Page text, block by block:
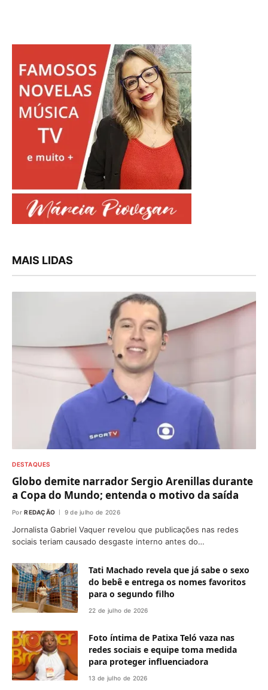
MAIS LIDAS
DESTAQUES
Globo demite narrador Sergio Arenillas durante
a Copa do Mundo; entenda o motivo da saída
Por REDAÇÃO 9 de julho de 2026
Jornalista Gabriel Vaquer revelou que publicações nas redes
sociais teriam causado desgaste interno antes do…
Tati Machado revela que já sabe o sexo
do bebê e entrega os nomes favoritos
para o segundo filho
22 de julho de 2026
Foto íntima de Patixa Teló vaza nas
redes sociais e equipe toma medida
para proteger influenciadora
13 de julho de 2026